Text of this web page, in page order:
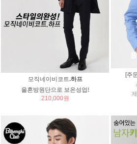
모직네이비코트.하프
울혼방원단으로 보온성업!
210,000원
[주